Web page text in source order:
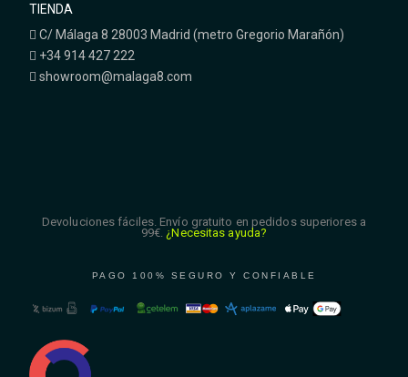
TIENDA
C/ Málaga 8 28003 Madrid (metro Gregorio Marañón)
+34 914 427 222
showroom@malaga8.com
Devoluciones fáciles. Envío gratuito en pedidos superiores a
99€. ¿Necesitas ayuda?
PAGO 100% SEGURO Y CONFIABLE